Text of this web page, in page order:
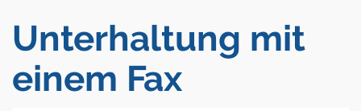
Unterhaltung mit
einem Fax